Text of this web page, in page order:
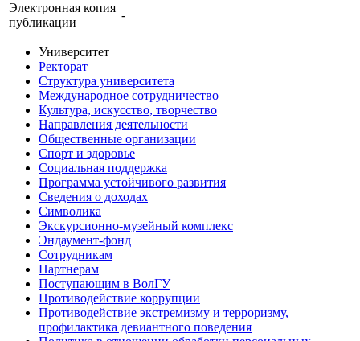
Электронная копия
публикации
-
Университет
Ректорат
Структура университета
Международное сотрудничество
Культура, искусство, творчество
Направления деятельности
Общественные организации
Спорт и здоровье
Социальная поддержка
Программа устойчивого развития
Сведения о доходах
Символика
Экскурсионно-музейный комплекс
Эндаумент-фонд
Сотрудникам
Партнерам
Поступающим в ВолГУ
Противодействие коррупции
Противодействие экстремизму и терроризму,
профилактика девиантного поведения